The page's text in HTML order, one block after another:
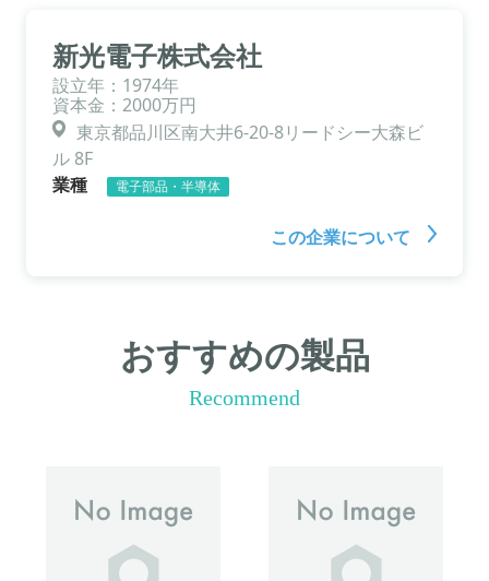
新光電子株式会社
設立年：1974年
資本金：2000万円
東京都品川区南大井6-20-8リードシー大森ビ
ル 8F
業種
電子部品・半導体
この企業について
おすすめの製品
Recommend